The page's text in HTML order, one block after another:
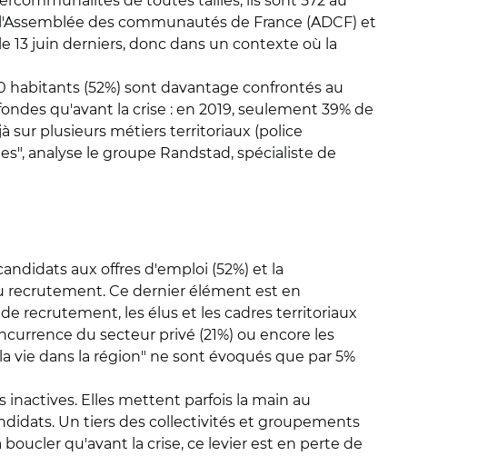
des communautés de France (ADCF) et
13 juin derniers, donc dans un contexte où la
(52%) sont davantage confrontés au
qu'avant la crise : en 2019, seulement 39% de
sur plusieurs métiers territoriaux (police
analyse le groupe Randstad, spécialiste de
aux offres d'emploi (52%) et la
recrutement. Ce dernier élément est en
recrutement, les élus et les cadres territoriaux
du secteur privé (21%) ou encore les
vie dans la région" ne sont évoqués que par 5%
Elles mettent parfois la main au
Un tiers des collectivités et groupements
qu'avant la crise, ce levier est en perte de